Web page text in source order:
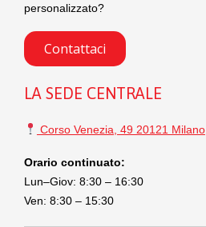
personalizzato?
Contattaci
LA SEDE CENTRALE
Corso Venezia, 49 20121 Milano
Orario continuato:
Lun–Giov: 8:30 – 16:30
Ven: 8:30 – 15:30